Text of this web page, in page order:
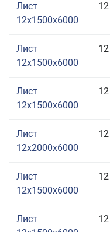
Лист
12x1500x6000
12
Лист
12x1500x6000
12
Лист
12x1500x6000
12
Лист
12x2000x6000
12
Лист
12x1500x6000
12
Лист
12